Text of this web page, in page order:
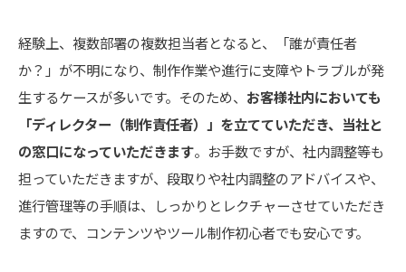
経験上、複数部署の複数担当者となると、「誰が責任者
か？」が不明になり、制作作業や進行に支障やトラブルが発
生するケースが多いです。そのため、 お客様社内においても
「ディレクター（制作責任者）」を立てていただき、当社と
の窓口になっていただきます。お手数ですが、社内調整等も
担っていただきますが、段取りや社内調整のアドバイスや、
進行管理等の手順は、しっかりとレクチャーさせていただき
ますので、コンテンツやツール制作初心者でも安心です。